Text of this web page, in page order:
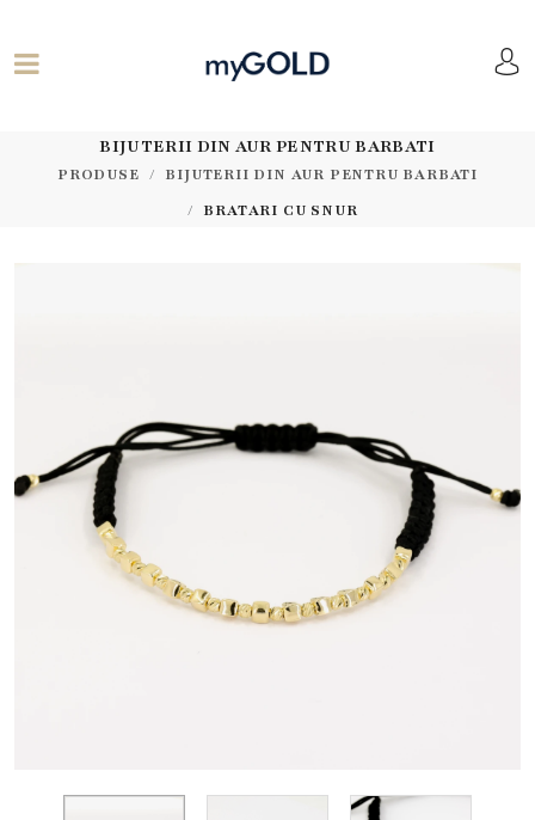
BIJUTERII DIN AUR PENTRU BARBATI
PRODUSE
BIJUTERII DIN AUR PENTRU BARBATI
BRATARI CU SNUR